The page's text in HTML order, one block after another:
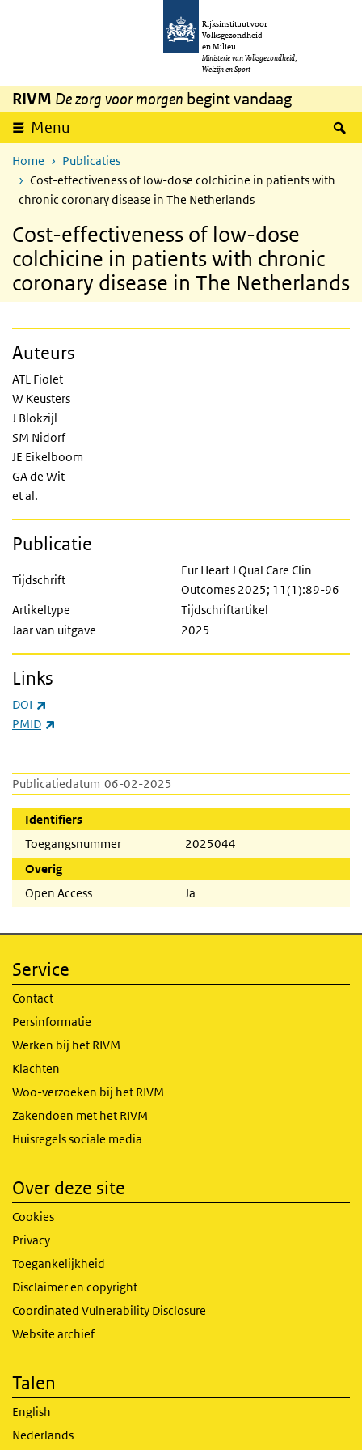
Overslaan en naar de inhoud gaan
Rijksinstituut voor
Volksgezondheid
en Milieu
Ministerie van Volksgezondheid,
Welzijn en Sport
RIVM De zorg voor morgen begint vandaag
Menu
Home
Publicaties
Cost-effectiveness of low-dose colchicine in patients with
chronic coronary disease in The Netherlands
Cost-effectiveness of low-dose
colchicine in patients with chronic
coronary disease in The Netherlands
Publicatiedatum 06-02-2025
Identifiers
Toegangsnummer
2025044
Overig
Open Access
Ja
Auteurs
ATL Fiolet
W Keusters
J Blokzijl
SM Nidorf
JE Eikelboom
GA de Wit
et al.
Publicatie
Tijdschrift
Eur Heart J Qual Care Clin
Outcomes 2025; 11(1):89-96
Artikeltype
Tijdschriftartikel
Jaar van uitgave
2025
Links
DOI
PMID
Service
Contact
Persinformatie
Werken bij het RIVM
Klachten
Woo-verzoeken bij het RIVM
Zakendoen met het RIVM
Huisregels sociale media
Over deze site
Cookies
Privacy
Toegankelijkheid
Disclaimer en copyright
Coordinated Vulnerability Disclosure
Website archief
Talen
English
Nederlands